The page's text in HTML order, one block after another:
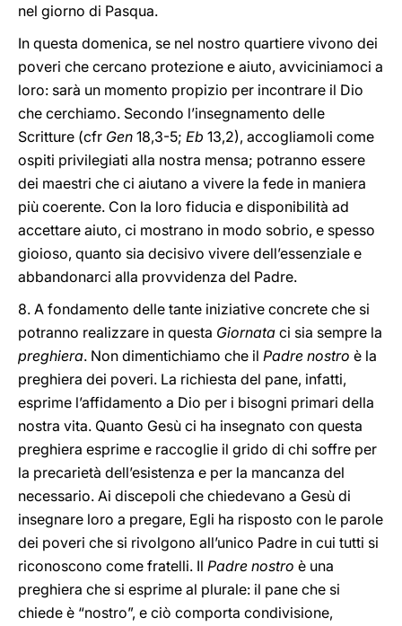
nel giorno di Pasqua.
In questa domenica, se nel nostro quartiere vivono dei
poveri che cercano protezione e aiuto, avviciniamoci a
loro: sarà un momento propizio per incontrare il Dio
che cerchiamo. Secondo l’insegnamento delle
Scritture (cfr Gen 18,3-5; Eb 13,2), accogliamoli come
ospiti privilegiati alla nostra mensa; potranno essere
dei maestri che ci aiutano a vivere la fede in maniera
più coerente. Con la loro fiducia e disponibilità ad
accettare aiuto, ci mostrano in modo sobrio, e spesso
gioioso, quanto sia decisivo vivere dell’essenziale e
abbandonarci alla provvidenza del Padre.
8. A fondamento delle tante iniziative concrete che si
potranno realizzare in questa Giornata ci sia sempre la
preghiera. Non dimentichiamo che il Padre nostro è la
preghiera dei poveri. La richiesta del pane, infatti,
esprime l’affidamento a Dio per i bisogni primari della
nostra vita. Quanto Gesù ci ha insegnato con questa
preghiera esprime e raccoglie il grido di chi soffre per
la precarietà dell’esistenza e per la mancanza del
necessario. Ai discepoli che chiedevano a Gesù di
insegnare loro a pregare, Egli ha risposto con le parole
dei poveri che si rivolgono all’unico Padre in cui tutti si
riconoscono come fratelli. Il Padre nostro è una
preghiera che si esprime al plurale: il pane che si
chiede è “nostro”, e ciò comporta condivisione,